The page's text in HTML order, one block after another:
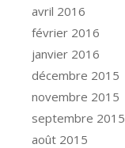
avril 2016
février 2016
janvier 2016
décembre 2015
novembre 2015
septembre 2015
août 2015